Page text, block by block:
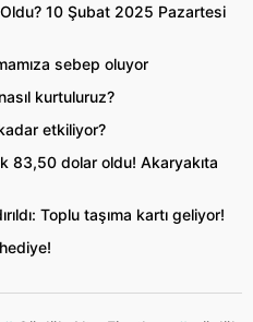
10 Şubat 2025 Pazartesi
sebep oluyor
kurtuluruz?
etkiliyor?
83,50 dolar oldu! Akaryakıta
Toplu taşıma kartı geliyor!